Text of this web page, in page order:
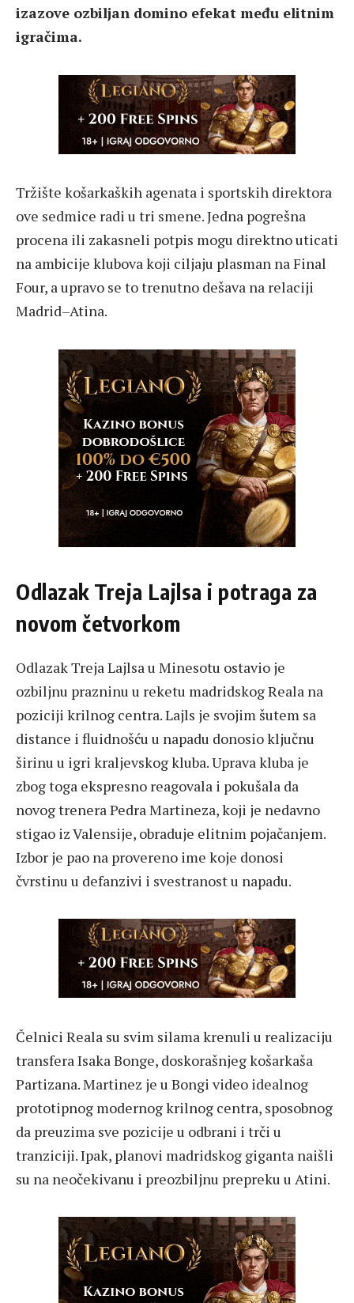
izazove ozbiljan domino efekat među elitnim
igračima.
Tržište košarkaških agenata i sportskih direktora
ove sedmice radi u tri smene. Jedna pogrešna
procena ili zakasneli potpis mogu direktno uticati
na ambicije klubova koji ciljaju plasman na Final
Four, a upravo se to trenutno dešava na relaciji
Madrid–Atina.
Odlazak Treja Lajlsa i potraga za
novom četvorkom
Odlazak Treja Lajlsa u Minesotu ostavio je
ozbiljnu prazninu u reketu madridskog Reala na
poziciji krilnog centra. Lajls je svojim šutem sa
distance i fluidnošću u napadu donosio ključnu
širinu u igri kraljevskog kluba. Uprava kluba je
zbog toga ekspresno reagovala i pokušala da
novog trenera Pedra Martineza, koji je nedavno
stigao iz Valensije, obraduje elitnim pojačanjem.
Izbor je pao na provereno ime koje donosi
čvrstinu u defanzivi i svestranost u napadu.
Čelnici Reala su svim silama krenuli u realizaciju
transfera Isaka Bonge, doskorašnjeg košarkaša
Partizana. Martinez je u Bongi video idealnog
prototipnog modernog krilnog centra, sposobnog
da preuzima sve pozicije u odbrani i trči u
tranziciji. Ipak, planovi madridskog giganta naišli
su na neočekivanu i preozbiljnu prepreku u Atini.